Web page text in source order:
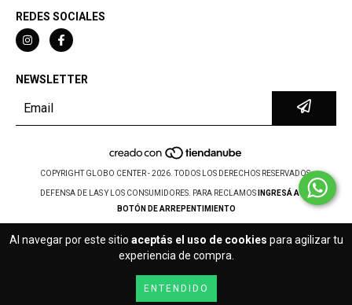
Al navegar por este sitio aceptás el uso de cookies para agilizar tu
experiencia de compra.
ENTENDIDO
REDES SOCIALES
NEWSLETTER
COPYRIGHT GLOBO CENTER - 2026. TODOS LOS DERECHOS RESERVADOS.
DEFENSA DE LAS Y LOS CONSUMIDORES. PARA RECLAMOS
INGRESÁ ACÁ.
BOTÓN DE ARREPENTIMIENTO